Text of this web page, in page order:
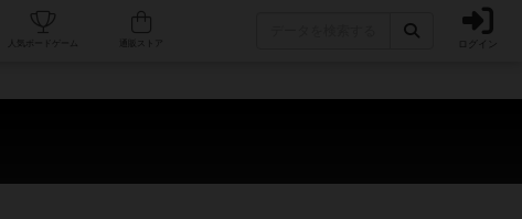
人気ボードゲーム ログイン